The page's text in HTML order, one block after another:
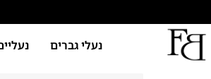
נעלי גברים